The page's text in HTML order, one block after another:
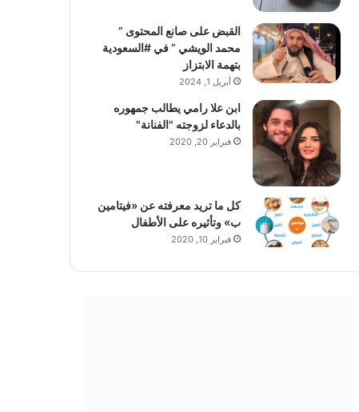
القبض على صانع المحتوى ”
محمد الويشي ” في #السعودية
بتهمة الابتزاز
أبريل 1, 2024
ابن علا رامي يطالب جمهوره
بالدعاء لزوجته "الفنانة"
فبراير 20, 2020
كل ما تريد معرفته عن «فيتامين
ب» وتأثيره على الأطفال
فبراير 10, 2020